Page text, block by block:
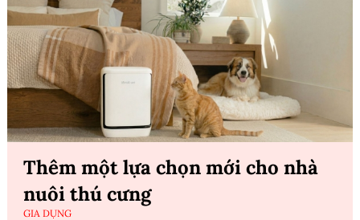
Thêm một lựa chọn mới cho nhà
nuôi thú cưng
GIA DỤNG